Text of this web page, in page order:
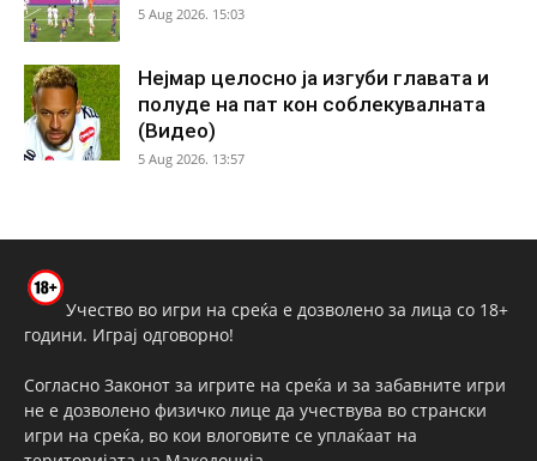
5 Aug 2026. 15:03
Нејмар целосно ја изгуби главата и
полуде на пат кон соблекувалната
(Видео)
5 Aug 2026. 13:57
Учество во игри на среќа е дозволено за лица со 18+
години. Играј одговорно!
Согласно Законот за игрите на среќа и за забавните игри
не е дозволено физичко лице да учествува во странски
игри на среќа, во кои влоговите се уплаќаат на